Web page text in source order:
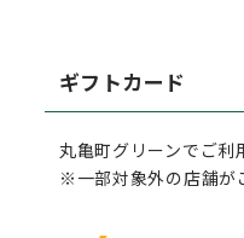
ギフトカード
丸亀町グリーンでご利
※一部対象外の店舗が